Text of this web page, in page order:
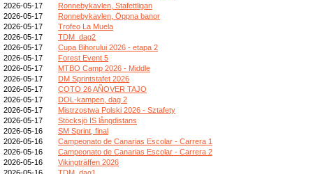
2026-05-17
Ronnebykavlen, Stafettligan
2026-05-17
Ronnebykavlen, Öppna banor
2026-05-17
Trofeo La Muela
2026-05-17
TDM_dag2
2026-05-17
Cupa Bihorului 2026 - etapa 2
2026-05-17
Forest Event 5
2026-05-17
MTBO Camp 2026 - Middle
2026-05-17
DM Sprintstafet 2026
2026-05-17
COTO 26 AÑOVER TAJO
2026-05-17
DOL-kampen, dag 2
2026-05-17
Mistrzostwa Polski 2026 - Sztafety
2026-05-17
Stöcksjö IS långdistans
2026-05-16
SM Sprint, final
2026-05-16
Campeonato de Canarias Escolar - Carrera 1
2026-05-16
Campeonato de Canarias Escolar - Carrera 2
2026-05-16
Vikingträffen 2026